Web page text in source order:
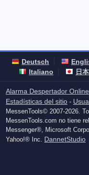
Deutsch
Italiano
日
Alarma Despertador Online
Estadísticas del sitio -
MessenTools© 2007-2026.
MessenTools.com no tiene
Messenger®, Microsoft
Yahoo!® Inc. DannetStudio